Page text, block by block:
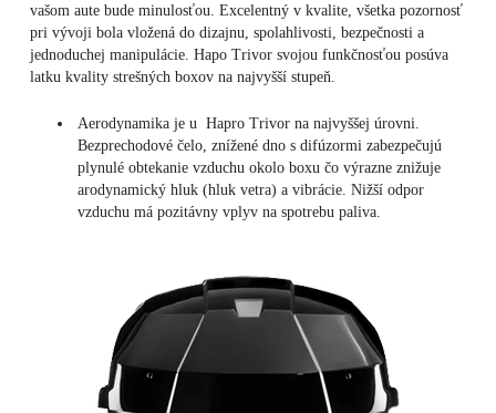
vašom aute bude minulosťou. Excelentný v kvalite, všetka pozornosť
pri vývoji bola vložená do dizajnu, spolahlivosti, bezpečnosti a
jednoduchej manipulácie. Hapo Trivor svojou funkčnosťou posúva
latku kvality strešných boxov na najvyšší stupeň.
Aerodynamika je u Hapro Trivor na najvyššej úrovni.
Bezprechodové čelo, znížené dno s difúzormi zabezpečujú
plynulé obtekanie vzduchu okolo boxu čo výrazne znižuje
arodynamický hluk (hluk vetra) a vibrácie. Nižší odpor
vzduchu má pozitávny vplyv na spotrebu paliva.